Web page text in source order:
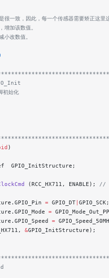
一致，因此，每一个传感器需要矫正这里
加该数值。
改数值。
始化
)
GPIO_InitStructure;
(RCC_HX711, ENABLE); //
= GPIO_DT| GPIO_SCK;
=
=
&GPIO_InitStructure);